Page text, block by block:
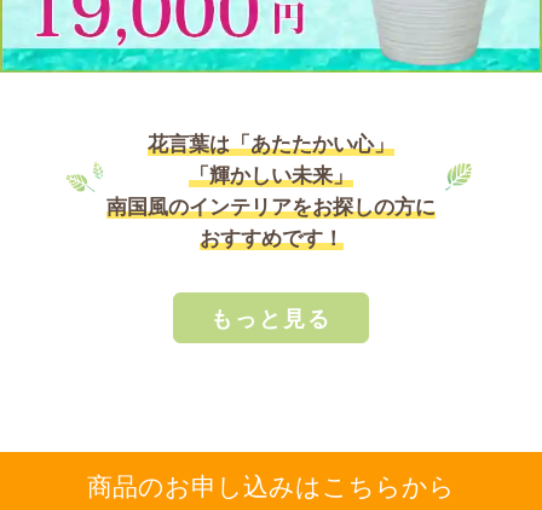
花言葉は「あたたかい心」
「輝かしい未来」
南国風のインテリアをお探しの方に
おすすめです！
もっと見る
商品のお申し込みはこちらから